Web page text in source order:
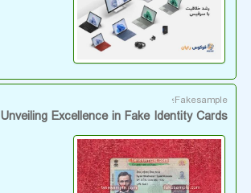
Fakesample؛
Unveiling Excellence in Fake Identity Cards